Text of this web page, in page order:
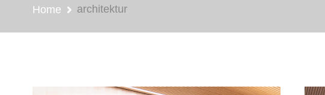
Home architektur